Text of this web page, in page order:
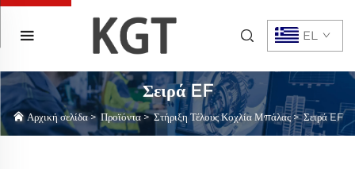
EL
Σειρά EF
Αρχική σελίδα> Προϊόντα>Στήριξη Τέλους Κοχλία Μπάλας>Σειρά EF